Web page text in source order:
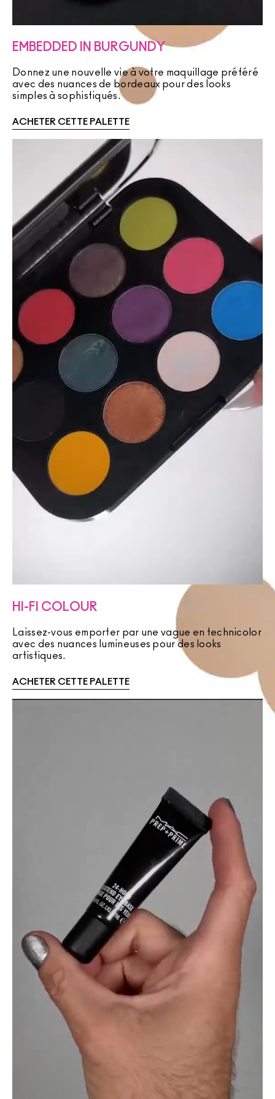
EMBEDDED IN BURGUNDY
Donnez une nouvelle vie à votre maquillage préféré
avec des nuances de bordeaux pour des looks
simples à sophistiqués.
ACHETER CETTE PALETTE
HI-FI COLOUR
Laissez-vous emporter par une vague en technicolor
avec des nuances lumineuses pour des looks
artistiques.
ACHETER CETTE PALETTE